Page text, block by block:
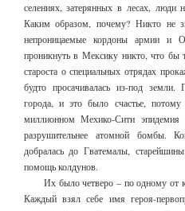
селениях, затерянных в лесах, люди
Каким образом, почему? Никто не
непроницаемые кордоны армии и
проникнуть в Мексику никто, что бы
староста о специальных отрядах
будто просачивалась из-под
города, и это было счастье,
миллионном Мехико-Сити эпидемия
разрушительнее атомной бомбы.
добралась до Гватемалы,
помощь колдунов.
Их было четверо – по одному от
Каждый взял себе имя героя-